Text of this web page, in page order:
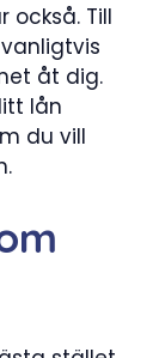
också. Till
åt dig.
lån
du vill